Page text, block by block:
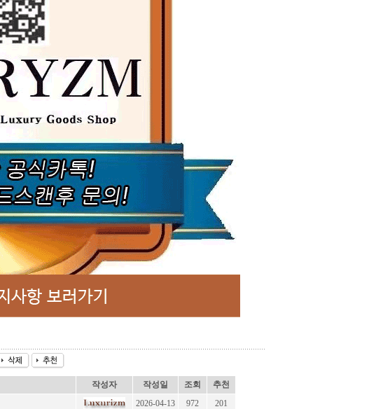
작성자 작성일 조회
추천
2026-04-13 972
201